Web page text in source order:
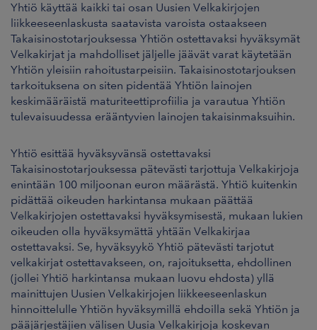
Yhtiö käyttää kaikki tai osan Uusien Velkakirjojen
liikkeeseenlaskusta saatavista varoista ostaakseen
Takaisinostotarjouksessa Yhtiön ostettavaksi hyväksymät
Velkakirjat ja mahdolliset jäljelle jäävät varat käytetään
Yhtiön yleisiin rahoitustarpeisiin. Takaisinostotarjouksen
tarkoituksena on siten pidentää Yhtiön lainojen
keskimääräistä maturiteettiprofiilia ja varautua Yhtiön
tulevaisuudessa erääntyvien lainojen takaisinmaksuihin.
Yhtiö esittää hyväksyvänsä ostettavaksi
Takaisinostotarjouksessa pätevästi tarjottuja Velkakirjoja
enintään 100 miljoonan euron määrästä. Yhtiö kuitenkin
pidättää oikeuden harkintansa mukaan päättää
Velkakirjojen ostettavaksi hyväksymisestä, mukaan lukien
oikeuden olla hyväksymättä yhtään Velkakirjaa
ostettavaksi. Se, hyväksyykö Yhtiö pätevästi tarjotut
velkakirjat ostettavakseen, on, rajoituksetta, ehdollinen
(jollei Yhtiö harkintansa mukaan luovu ehdosta) yllä
mainittujen Uusien Velkakirjojen liikkeeseenlaskun
hinnoittelulle Yhtiön hyväksymillä ehdoilla sekä Yhtiön ja
pääjärjestäjien välisen Uusia Velkakirjoja koskevan